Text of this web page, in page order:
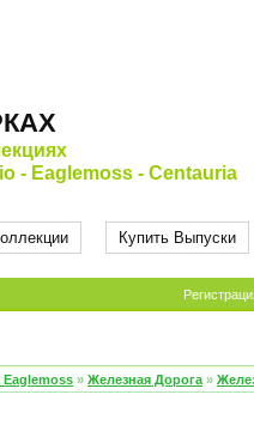
- Eaglemoss - Centauria
Купить Выпуски
» Железная Дорога »